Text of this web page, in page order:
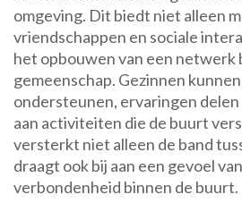
omgeving. Dit biedt niet alleen
vriendschappen en sociale
het opbouwen van een netwerk
gemeenschap. Gezinnen
ondersteunen, ervaringen
aan activiteiten die de buurt
versterkt niet alleen de band
draagt ook bij aan een gevoel
verbondenheid binnen de buurt.